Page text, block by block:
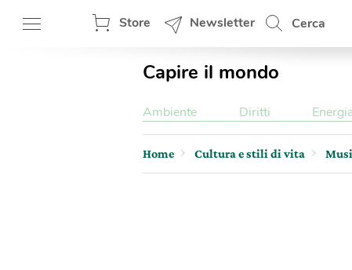
Store Newsletter Cerca
Capire il mondo
Ambiente Diritti
Home Cultura e stili di vita